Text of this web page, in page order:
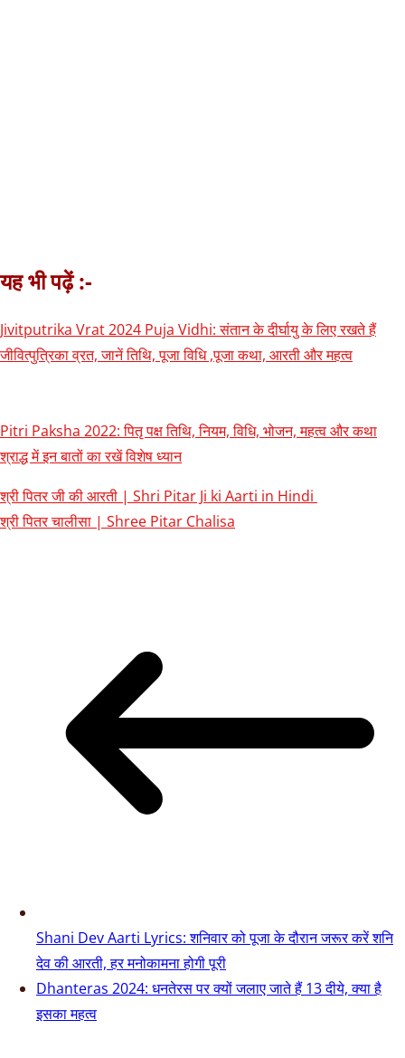
यह भी पढ़ें :-
Jivitputrika Vrat 2024 Puja Vidhi: संतान के दीर्घायु के लिए रखते हैं
जीवित्पुत्रिका व्रत, जानें तिथि, पूजा विधि ,पूजा कथा, आरती और महत्व
Pitri Paksha 2022: पितृ पक्ष तिथि, नियम, विधि, भोजन, महत्व और कथा
श्राद्ध में इन बातों का रखें विशेष ध्यान
श्री पितर जी की आरती | Shri Pitar Ji ki Aarti in Hindi
श्री पितर चालीसा | Shree Pitar Chalisa
Shani Dev Aarti Lyrics: शनिवार को पूजा के दौरान जरूर करें शनि
देव की आरती, हर मनोकामना होगी पूरी
Dhanteras 2024: धनतेरस पर क्यों जलाए जाते हैं 13 दीये, क्या है
इसका महत्व